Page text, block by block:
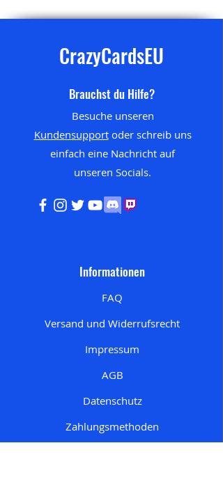
CrazyCardsEU
Brauchst du Hilfe?
Besuche unseren
Kundensupportoder schreib uns
einfach eine Nachricht auf
unseren Socials.
Informationen
FAQ
Versand und Widerrufsrecht
Impressum
AGB
Datenschutz
Zahlungsmethoden